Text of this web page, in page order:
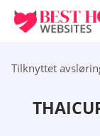
Tilknyttet